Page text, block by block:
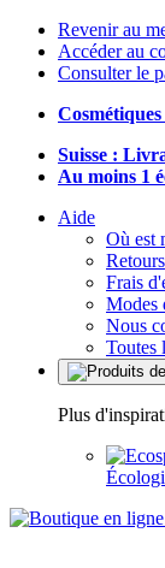
Revenir au
Accéder au
Consulter le
Suisse :
Au moins 1
Aide
Où est
Retours
Frais
Modes
Nous
Toutes
Plus